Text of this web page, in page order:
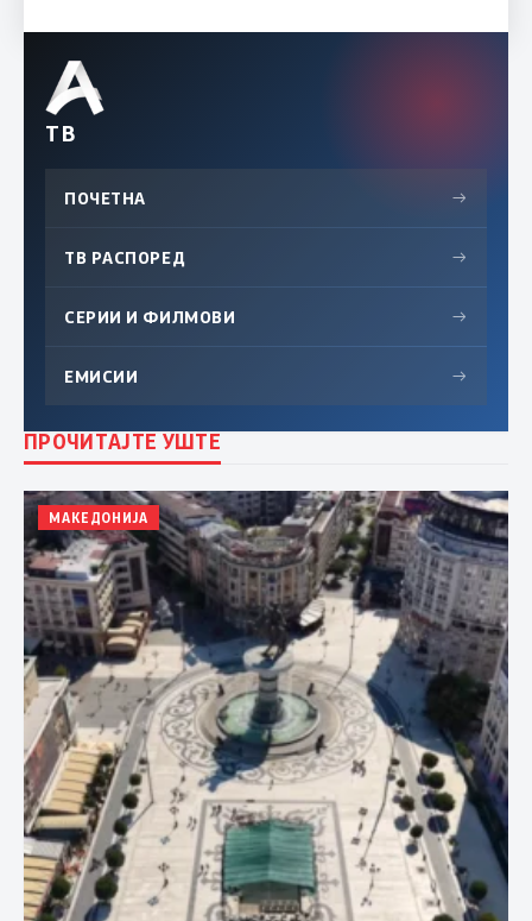
ТВ
ПОЧЕТНА →
ТВ РАСПОРЕД →
СЕРИИ И ФИЛМОВИ →
ЕМИСИИ →
ПРОЧИТАЈТЕ УШТЕ
МАКЕДОНИЈА